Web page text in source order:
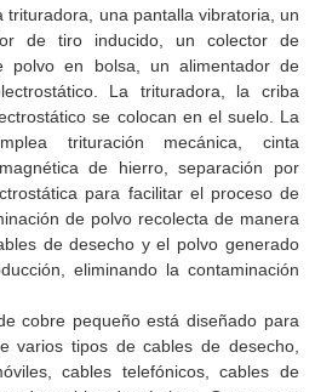
trituradora, una pantalla vibratoria, un
de tiro inducido, un colector de
polvo en bolsa, un alimentador de
La trituradora, la criba
se colocan en el suelo. La
trituración mecánica, cinta
de hierro, separación por
para facilitar el proceso de
de polvo recolecta de manera
de desecho y el polvo generado
eliminando la contaminación
cobre pequeño está diseñado para
varios tipos de cables de desecho,
cables telefónicos, cables de